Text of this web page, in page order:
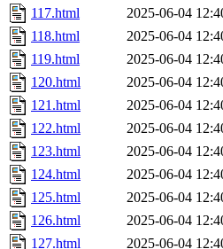
117.html
2025-06-04
118.html
2025-06-04
119.html
2025-06-04
120.html
2025-06-04
121.html
2025-06-04
122.html
2025-06-04
123.html
2025-06-04
124.html
2025-06-04
125.html
2025-06-04
126.html
2025-06-04
127.html
2025-06-04